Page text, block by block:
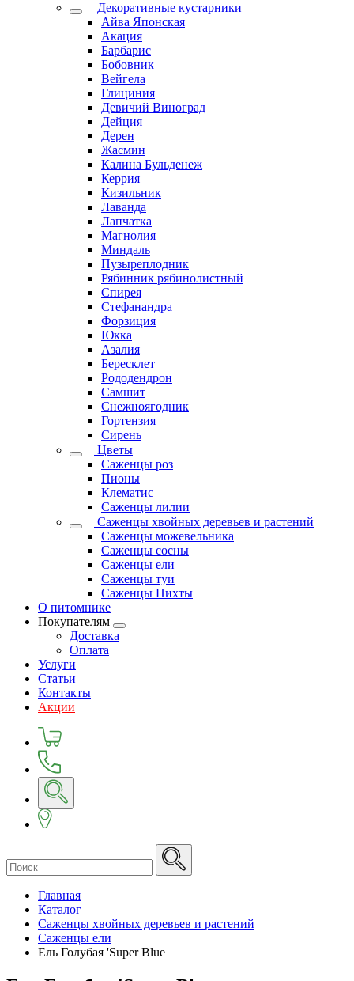
Декоративные кустарники
Айва Японская
Акация
Барбарис
Бобовник
Вейгела
Глициния
Девичий Виноград
Дейция
Дерен
Жасмин
Калина Бульденеж
Керрия
Кизильник
Лаванда
Лапчатка
Магнолия
Миндаль
Пузыреплодник
Рябинник рябинолистный
Спирея
Стефанандра
Форзиция
Юкка
Азалия
Бересклет
Рододендрон
Самшит
Снежноягодник
Гортензия
Сирень
Цветы
Саженцы роз
Пионы
Клематис
Саженцы лилии
Саженцы хвойных деревьев и растений
Саженцы можевельника
Саженцы сосны
Саженцы ели
Саженцы туи
Саженцы Пихты
О питомнике
Покупателям
Доставка
Оплата
Услуги
Статьи
Контакты
Акции
Главная
Каталог
Саженцы хвойных деревьев и растений
Саженцы ели
Ель Голубая 'Super Blue